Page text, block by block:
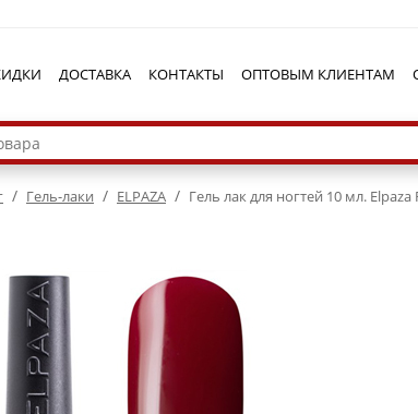
ДОСТАВКА КОНТАКТЫ ОПТОВЫМ КЛИЕНТАМ
/ Гель-лаки / ELPAZA / Гель лак для ногтей 10 мл.